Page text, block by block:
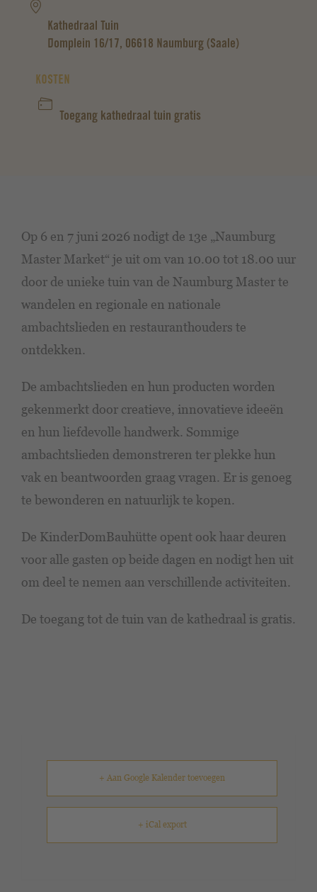
Kathedraal Tuin
Domplein 16/17, 06618 Naumburg (Saale)
KOSTEN
Toegang kathedraal tuin gratis
Op 6 en 7 juni 2026 nodigt de 13e „Naumburg
Master Market“ je uit om van 10.00 tot 18.00 uur
door de unieke tuin van de Naumburg Master te
wandelen en regionale en nationale
ambachtslieden en restauranthouders te
ontdekken.
De ambachtslieden en hun producten worden
gekenmerkt door creatieve, innovatieve ideeën
en hun liefdevolle handwerk. Sommige
ambachtslieden demonstreren ter plekke hun
vak en beantwoorden graag vragen. Er is genoeg
te bewonderen en natuurlijk te kopen.
De KinderDomBauhütte opent ook haar deuren
voor alle gasten op beide dagen en nodigt hen uit
om deel te nemen aan verschillende activiteiten.
De toegang tot de tuin van de kathedraal is gratis.
+ Aan Google Kalender toevoegen
+ iCal export